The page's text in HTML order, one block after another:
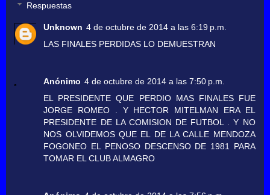
Respuestas
Unknown 4 de octubre de 2014 a las 6:19 p.m.
LAS FINALES PERDIDAS LO DEMUESTRAN
Anónimo 4 de octubre de 2014 a las 7:50 p.m.
EL PRESIDENTE QUE PERDIO MAS FINALES FUE
JORGE ROMEO . Y HECTOR MITELMAN ERA EL
PRESIDENTE DE LA COMISION DE FUTBOL . Y NO
NOS OLVIDEMOS QUE EL DE LA CALLE MENDOZA
FOGONEO EL PENOSO DESCENSO DE 1981 PARA
TOMAR EL CLUB ALMAGRO